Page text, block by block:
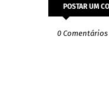
POSTAR UM
0 Comentários